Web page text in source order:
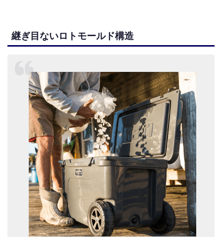
継ぎ目ないロトモールド構造